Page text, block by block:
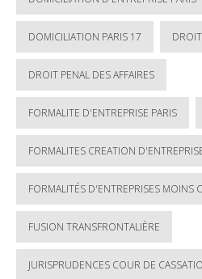
DOMICILIATION PARIS 17
DROIT PENAL DES AFFAIRES
FORMALITE D'ENTREPRISE PARIS
FORMALITES CREATION
FORMALITÉS D'ENTREPRISES MOINS
FUSION TRANSFRONTALIÈRE
JURISPRUDENCES COUR DE